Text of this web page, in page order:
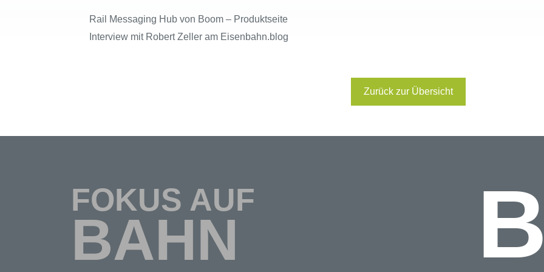
Rail Messaging Hub von Boom – Produktseite
Interview mit Robert Zeller am Eisenbahn.blog
Zurück zur Übersicht
FOKUS AUF
BAHN